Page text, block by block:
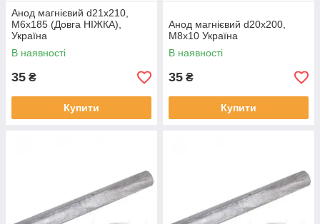
Анод магнієвий d21х210,
М6х185 (Довга НІЖКА),
Україна
В наявності
35 ₴
Купити
Анод магнієвий d20х200,
М8х10 Україна
В наявності
35 ₴
Купити